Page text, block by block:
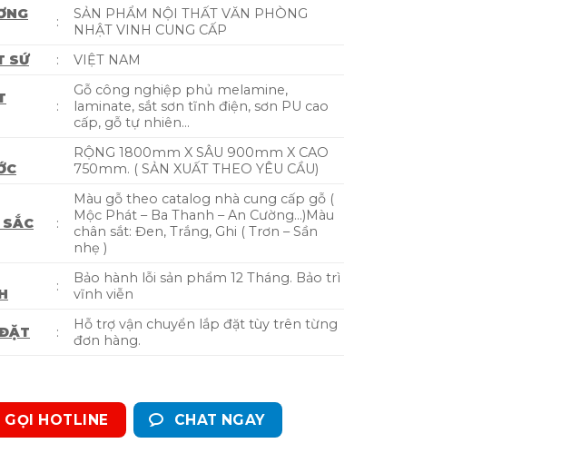
:
SẢN PHẨM NỘI THẤT VĂN PHÒNG
NHẬT VINH CUNG CẤP
SỨ
: VIỆT NAM
:
Gỗ công nghiệp phủ melamine,
laminate, sắt sơn tĩnh điện, sơn PU cao
cấp, gỗ tự nhiên…
RỘNG 1800mm X SÂU 900mm X CAO
750mm. ( SẢN XUẤT THEO YÊU CẦU)
:
Màu gỗ theo catalog nhà cung cấp gỗ (
Mộc Phát – Ba Thanh – An Cường…)Màu
chân sắt: Đen, Trắng, Ghi ( Trơn – Sần
nhẹ )
:
Bảo hành lỗi sản phẩm 12 Tháng. Bảo trì
vĩnh viễn
:
Hỗ trợ vận chuyển lắp đặt tùy trên từng
đơn hàng.
GỌI HOTLINE CHAT NGAY